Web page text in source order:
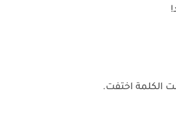
الكلمة اختفت.